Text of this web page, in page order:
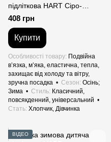
підліткова HART Сіро-
блакитний - тепла в’язана
подвійна для хлопчиків і
дівчаток
408 грн
Купити
Особливості товару Подвійна
в’язка, м’яка, еластична, тепла,
захищає від холоду та вітру,
зручна посадка
Сезон Осінь;
Зима
Стиль Класичний,
повсякденний, універсальний
Стать Хлопчик, Дівчинка
ВІДЕО